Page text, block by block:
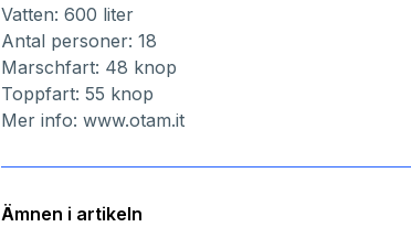
Vatten: 600 liter
Antal personer: 18
Marschfart: 48 knop
Toppfart: 55 knop
Mer info: www.otam.it
Ämnen i artikeln